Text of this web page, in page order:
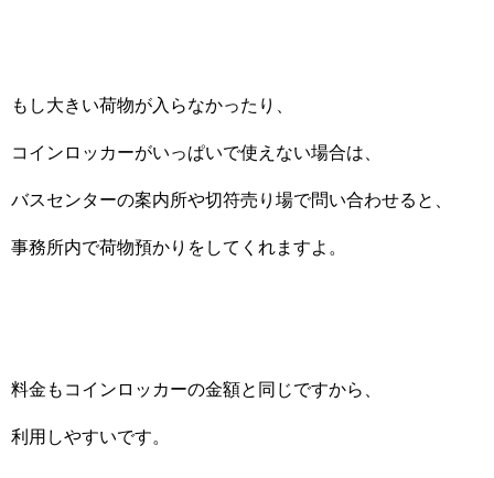
もし大きい荷物が入らなかったり、
コインロッカーがいっぱいで使えない場合は、
バスセンターの案内所や切符売り場で問い合わせると、
事務所内で荷物預かりをしてくれますよ。
料金もコインロッカーの金額と同じですから、
利用しやすいです。